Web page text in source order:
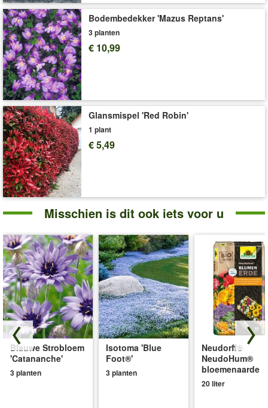
Levering omvat:9x9 cm-pot
'Fuchsia’s'
Plant- en Verzorgingstips
Bodembedekker 'Mazus Reptans'
3 planten
€ 10,99
Glansmispel 'Red Robin'
1 plant
€ 5,49
Misschien is dit ook iets voor u
Blauwe Strobloem
'Catananche'
3 planten
Isotoma 'Blue
Foot®'
3 planten
Neudorff®
NeudoHum®
bloemenaarde
20 liter